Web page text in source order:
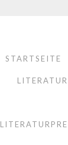
STARTSEITE